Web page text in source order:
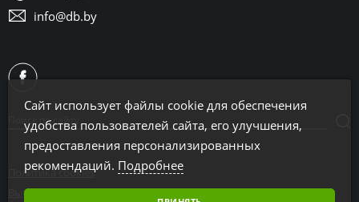
info@db.by
Политика cookies
Выбор настроек cookies
Сайт использует файлы cookie для обеспечения
удобства пользователей сайта, его улучшения,
предоставления персонализированных
рекомендаций. Подробнее